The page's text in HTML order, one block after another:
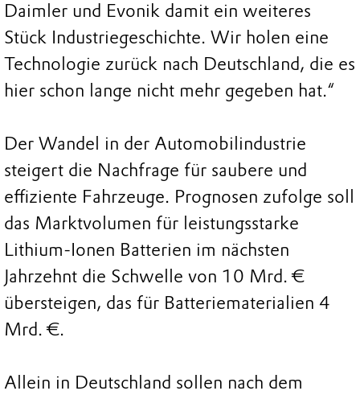
Daimler und Evonik damit ein weiteres
Stück Industriegeschichte. Wir holen eine
Technologie zurück nach Deutschland, die es
hier schon lange nicht mehr gegeben hat.“
Der Wandel in der Automobilindustrie
steigert die Nachfrage für saubere und
effiziente Fahrzeuge. Prognosen zufolge soll
das Marktvolumen für leistungsstarke
Lithium-Ionen Batterien im nächsten
Jahrzehnt die Schwelle von 10 Mrd. €
übersteigen, das für Batteriematerialien 4
Mrd. €.
Allein in Deutschland sollen nach dem